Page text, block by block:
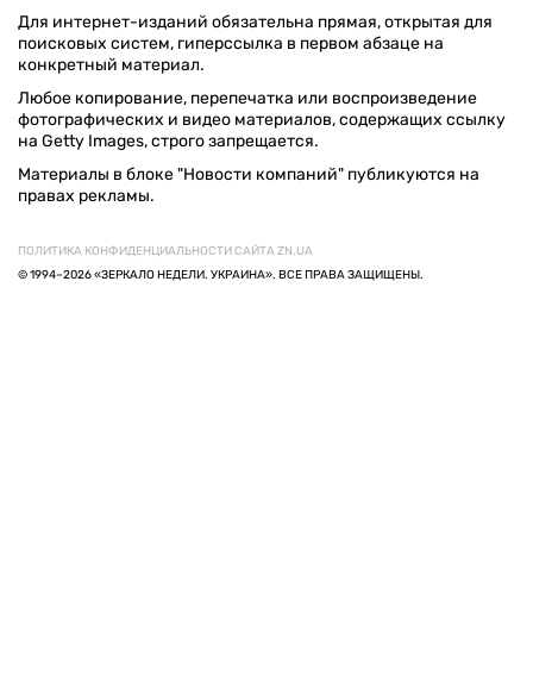
Для интернет-изданий обязательна прямая, открытая для
поисковых систем, гиперссылка в первом абзаце на
конкретный материал.
Любое копирование, перепечатка или воспроизведение
фотографических и видео материалов, содержащих ссылку
на Getty Images, строго запрещается.
Материалы в блоке "Новости компаний" публикуются на
правах рекламы.
ПОЛИТИКА КОНФИДЕНЦИАЛЬНОСТИ САЙТА ZN.UA
© 1994–2026 «ЗЕРКАЛО НЕДЕЛИ. УКРАИНА». ВСЕ ПРАВА ЗАЩИЩЕНЫ.